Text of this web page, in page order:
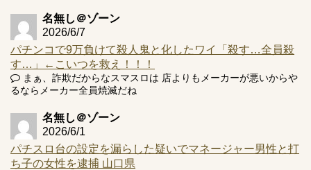
Powered by livedoor 相互RSS
名無し＠ゾーン
2026/6/7
パチンコで9万負けて殺人鬼と化したワイ「殺す…全員殺
す…」←こいつを救え！！！
まぁ、詐欺だからなスマスロは 店よりもメーカーが悪いからや
るならメーカー全員焼滅だね
名無し＠ゾーン
2026/6/1
パチスロ台の設定を漏らした疑いでマネージャー男性と打
ち子の女性を逮捕 山口県